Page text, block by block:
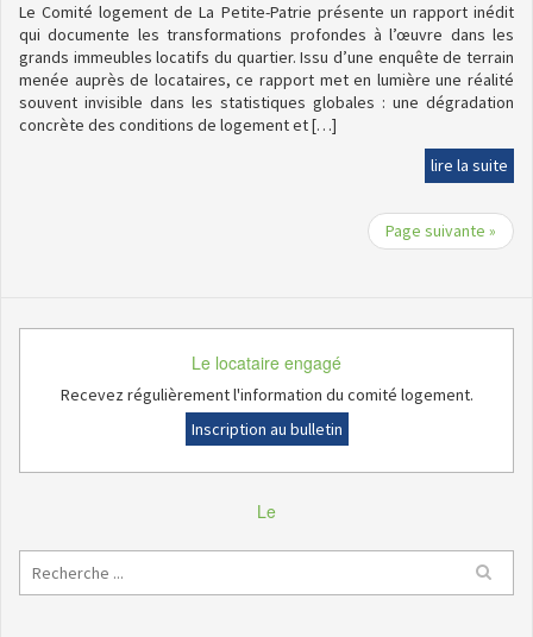
Le Comité logement de La Petite-Patrie présente un rapport inédit
qui documente les transformations profondes à l’œuvre dans les
grands immeubles locatifs du quartier. Issu d’une enquête de terrain
menée auprès de locataires, ce rapport met en lumière une réalité
souvent invisible dans les statistiques globales : une dégradation
concrète des conditions de logement et […]
lire la suite
Page suivante »
Le locataire engagé
Recevez régulièrement l'information du comité logement.
Inscription au bulletin
Le